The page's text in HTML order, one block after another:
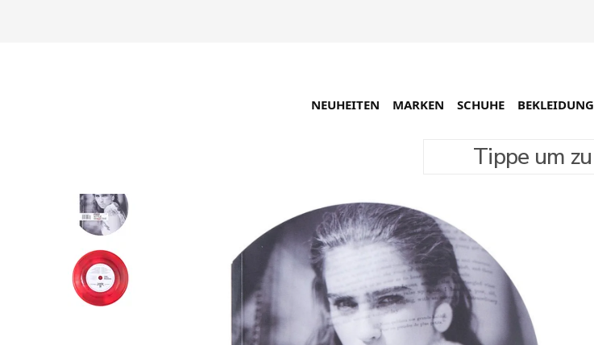
Tippe um zu suchen
NEUHEITEN MARKEN SCHUHE BEKLEIDUNG